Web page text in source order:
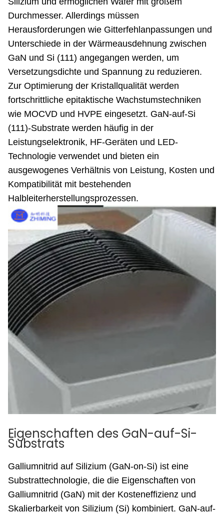
Durchmesser. Allerdings müssen
Herausforderungen wie Gitterfehlanpassungen und
Unterschiede in der Wärmeausdehnung zwischen
GaN und Si (111) angegangen werden, um
Versetzungsdichte und Spannung zu reduzieren.
Zur Optimierung der Kristallqualität werden
fortschrittliche epitaktische Wachstumstechniken
wie MOCVD und HVPE eingesetzt. GaN-auf-Si
(111)-Substrate werden häufig in der
Leistungselektronik, HF-Geräten und LED-
Technologie verwendet und bieten ein
ausgewogenes Verhältnis von Leistung, Kosten und
Kompatibilität mit bestehenden
Halbleiterherstellungsprozessen.
Eigenschaften des GaN-auf-Si-
Substrats
Galliumnitrid auf Silizium (GaN-on-Si) ist eine
Substrattechnologie, die die Eigenschaften von
Galliumnitrid (GaN) mit der Kosteneffizienz und
Skalierbarkeit von Silizium (Si) kombiniert. GaN-auf-